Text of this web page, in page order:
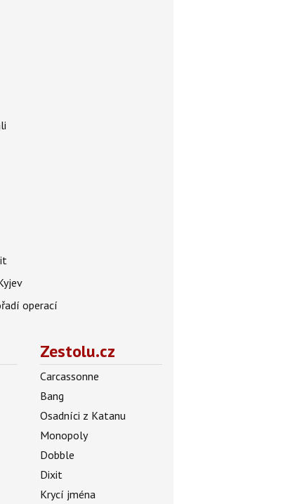
operací
Zestolu.cz
Carcassonne
Bang
Osadníci z Katanu
Monopoly
Dobble
Dixit
Krycí jména